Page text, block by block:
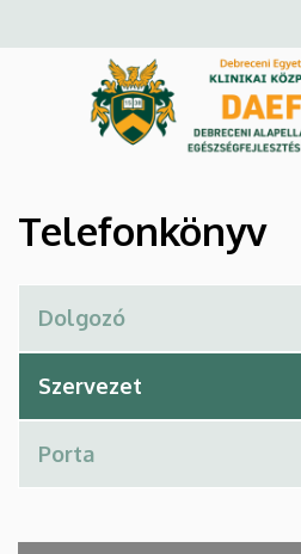
Debreceni
és
Intézet
a
Telefonkönyv